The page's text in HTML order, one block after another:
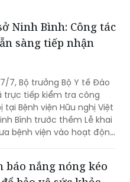
Ninh Bình: Công tác
sàng tiếp nhận
7, Bộ trưởng Bộ Y tế Đào
trực tiếp kiểm tra công
Bình trước thềm Lễ khai
bệnh viện vào hoạt động